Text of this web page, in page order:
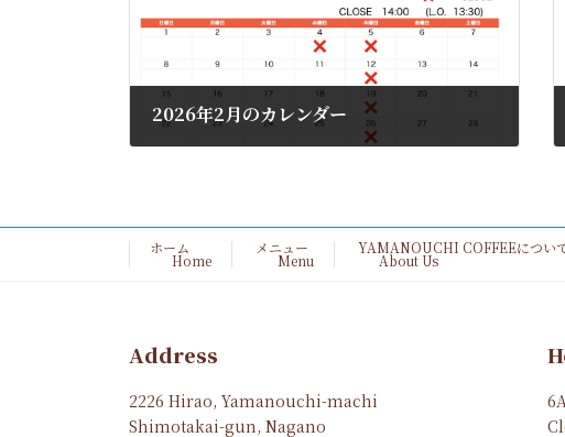
2026年2月のカレンダー
ホーム
Home
メニュー
Menu
YAMANOUCHI COFFEEについ
About Us
Address
2226 Hirao, Yamanouchi-machi
Shimotakai-gun, Nagano